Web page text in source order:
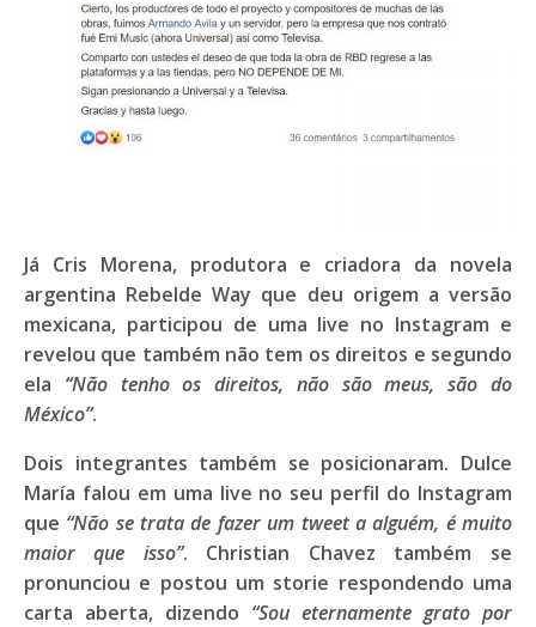
Já Cris Morena, produtora e criadora da novela
argentina Rebelde Way que deu origem a versão
mexicana, participou de uma live no Instagram e
revelou que também não tem os direitos e segundo
ela “Não tenho os direitos, não são meus, são do
México”.
Dois integrantes também se posicionaram. Dulce
María falou em uma live no seu perfil do Instagram
que “Não se trata de fazer um tweet a alguém, é muito
maior que isso”. Christian Chavez também se
pronunciou e postou um storie respondendo uma
carta aberta, dizendo “Sou eternamente grato por